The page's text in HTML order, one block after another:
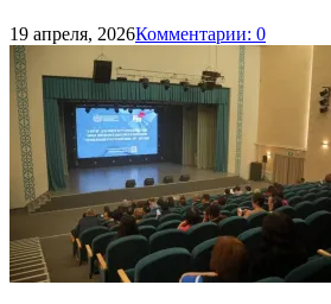
19 апреля, 2026Комментарии: 0